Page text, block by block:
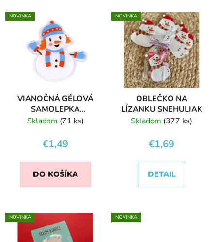
NOVINKA
VIANOČNÁ GÉLOVÁ
SAMOLEPKA
SNEHULIAK NA OKNO
Skladom (71 ks)
€1,49
DO KOŠÍKA
NOVINKA
OBLEČKO NA
LÍZANKU SNEHULIAK
Skladom (377 ks)
€1,69
DETAIL
NOVINKA NOVINKA